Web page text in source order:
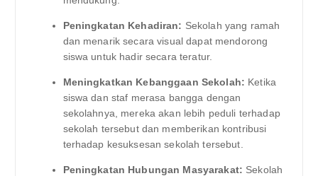
Peningkatan Kehadiran: Sekolah yang ramah
dan menarik secara visual dapat mendorong
siswa untuk hadir secara teratur.
Meningkatkan Kebanggaan Sekolah: Ketika
siswa dan staf merasa bangga dengan
sekolahnya, mereka akan lebih peduli terhadap
sekolah tersebut dan memberikan kontribusi
terhadap kesuksesan sekolah tersebut.
Peningkatan Hubungan Masyarakat: Sekolah